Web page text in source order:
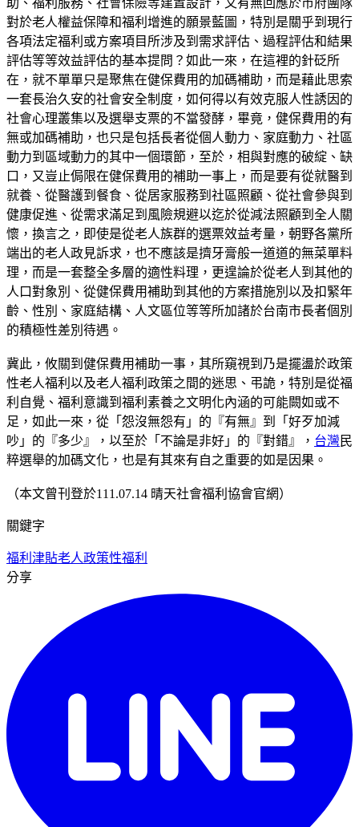
對於老人權益保障和福利增進的願景藍圖，特別是關乎到現行
各項法定福利或方案項目所涉及到需求評估、過程評估和結果
評估等等效益評估的基本提問？如此一來，在這裡的針砭所
在，就不單單只是聚焦在健保費用的加碼補助，而是藉此思索
一套長治久安的社會安全制度，如何得以有效克服人性誘因的
社會心理叢集以及選舉支票的不當發酵，畢竟，健保費用的有
無或加碼補助，也只是包括長者從個人動力、家庭動力、社區
動力到區域動力的其中一個環節，至於，相與對應的破綻、缺
口，又豈止侷限在健保費用的補助一事上，而是要有從就醫到
就養、從醫護到餐食、從居家服務到社區照顧、從社會參與到
健康促進、從需求滿足到風險規避以迄於從減法照顧到全人關
懷，換言之，即使是從老人族群的選票效益考量，朝野各黨所
端出的老人政見訴求，也不應該是擠牙膏般一道道的無菜單料
理，而是一套整全多層的適性料理，更遑論於從老人到其他的
人口對象別、從健保費用補助到其他的方案措施別以及扣緊年
齡、性別、家庭結構、人文區位等等所加諸於台南市長者個別
的積極性差別待遇。
冀此，攸關到健保費用補助一事，其所窺視到乃是擺盪於政策
性老人福利以及老人福利政策之間的迷思、弔詭，特別是從福
利自覺、福利意識到福利素養之文明化內涵的可能闕如或不
足，如此一來，從「怨沒無怨有」的『有無』到「好歹加減
吵」的『多少』，以至於「不論是非好」的『對錯』， 台灣 民
粹選舉的加碼文化，也是有其來有自之重要的如是因果。
（本文曾刊登於111.07.14 晴天社會福利協會官網）
關鍵字
福利津貼老人政策性福利
分享